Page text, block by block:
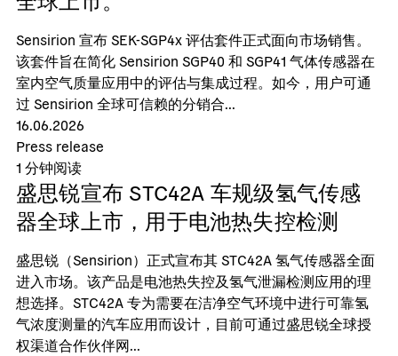
Sensirion 宣布 SEK-SGP4x 评估套件正式面向市场销售。
该套件旨在简化 Sensirion SGP40 和 SGP41 气体传感器在
室内空气质量应用中的评估与集成过程。如今，用户可通
过 Sensirion 全球可信赖的分销合...
16.06.2026
Press release
1 分钟阅读
盛思锐宣布 STC42A 车规级氢气传感
器全球上市，用于电池热失控检测
盛思锐（Sensirion）正式宣布其 STC42A 氢气传感器全面
进入市场。该产品是电池热失控及氢气泄漏检测应用的理
想选择。STC42A 专为需要在洁净空气环境中进行可靠氢
气浓度测量的汽车应用而设计，目前可通过盛思锐全球授
权渠道合作伙伴网...